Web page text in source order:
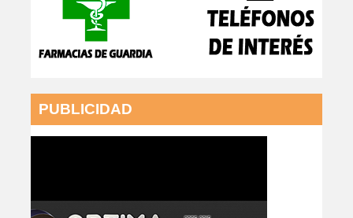
PUBLICIDAD